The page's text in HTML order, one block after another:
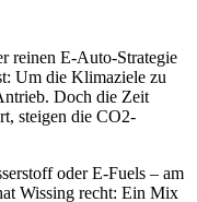
reinen E-Auto-Strategie
Um die Klimaziele zu
Doch die Zeit
steigen die CO2-
oder E-Fuels – am
Wissing recht: Ein Mix